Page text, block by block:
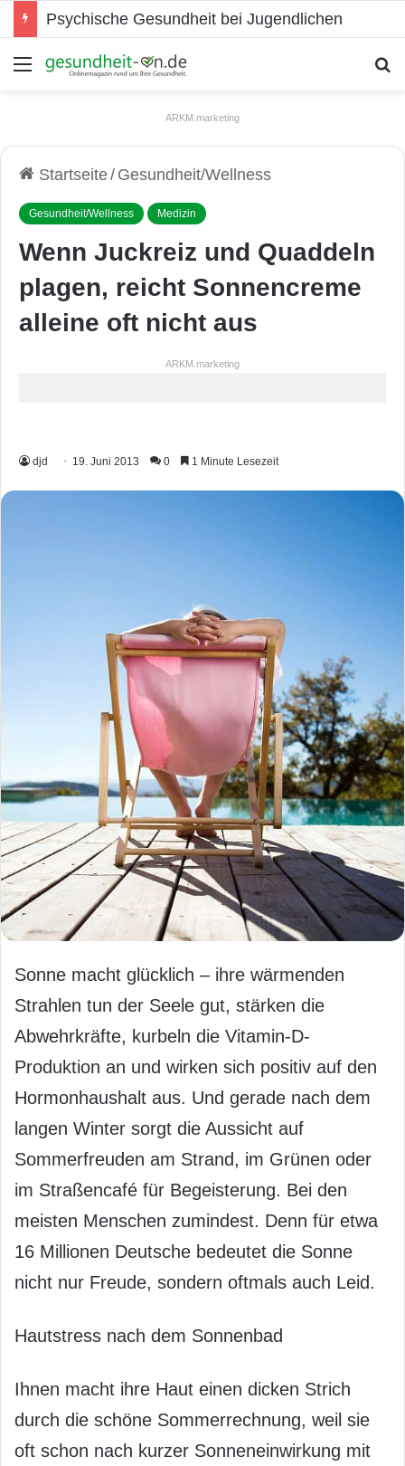
Psychische Gesundheit bei Jugendlichen
Menü
ARKM.marketing
Startseite/ Gesundheit/Wellness
Gesundheit/Wellness Medizin
Wenn Juckreiz und Quaddeln
plagen, reicht Sonnencreme
alleine oft nicht aus
ARKM.marketing
djd 19. Juni 2013 0 1 Minute Lesezeit
Sonne macht glücklich – ihre wärmenden
Strahlen tun der Seele gut, stärken die
Abwehrkräfte, kurbeln die Vitamin-D-
Produktion an und wirken sich positiv auf den
Hormonhaushalt aus. Und gerade nach dem
langen Winter sorgt die Aussicht auf
Sommerfreuden am Strand, im Grünen oder
im Straßencafé für Begeisterung. Bei den
meisten Menschen zumindest. Denn für etwa
16 Millionen Deutsche bedeutet die Sonne
nicht nur Freude, sondern oftmals auch Leid.
Hautstress nach dem Sonnenbad
Ihnen macht ihre Haut einen dicken Strich
durch die schöne Sommerrechnung, weil sie
oft schon nach kurzer Sonneneinwirkung mit